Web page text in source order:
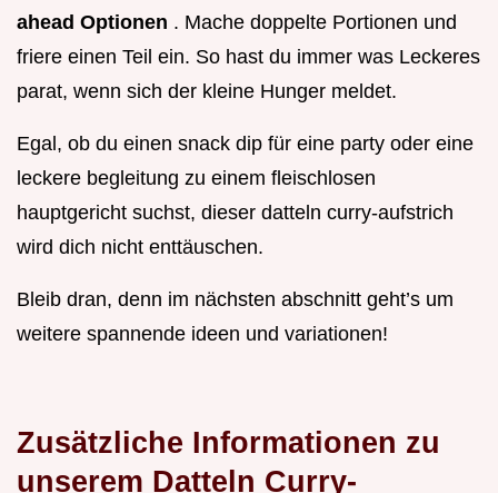
ahead Optionen . Mache doppelte Portionen und
friere einen Teil ein. So hast du immer was Leckeres
parat, wenn sich der kleine Hunger meldet.
Egal, ob du einen snack dip für eine party oder eine
leckere begleitung zu einem fleischlosen
hauptgericht suchst, dieser datteln curry-aufstrich
wird dich nicht enttäuschen.
Bleib dran, denn im nächsten abschnitt geht’s um
weitere spannende ideen und variationen!
Zusätzliche Informationen zu
unserem Datteln Curry-